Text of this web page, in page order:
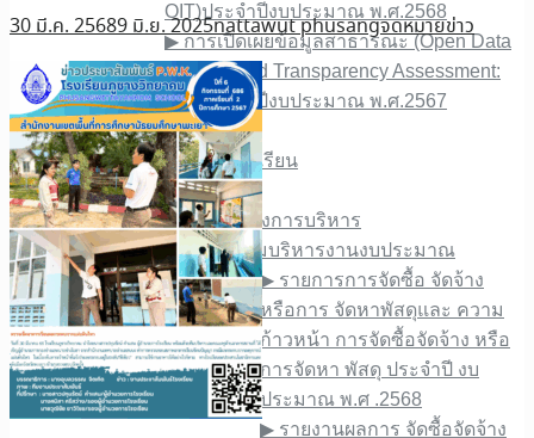
OIT)ประจำปีงบประมาณ พ.ศ.2568
▶︎ การเปิดเผยข้อมูลสาธารณะ (Open Data
Integrity and Transparency Assessment:
OIT)ประจำปีงบประมาณ พ.ศ.2567
เกี่ยวกับเรา
▶︎ ประวัติของโรงเรียน
▶︎ การบริหาร
▶︎ โครงสร้างการบริหาร
▶︎ กลุ่มบริหารงานงบประมาณ
▶︎ รายการการจัดซื้อ จัดจ้าง
หรือการ จัดหาพัสดุและ ความ
ก้าวหน้า การจัดซื้อจัดจ้าง หรือ
การจัดหา พัสดุ ประจําปี งบ
ประมาณ พ.ศ .2568
▶︎ รายงานผลการ จัดซื้อจัดจ้าง
30 มี.ค. 25689 มิ.ย. 2025nattawut phusangจดหมายข่าว